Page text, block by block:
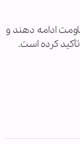
ادامه دهند و
کرده است.